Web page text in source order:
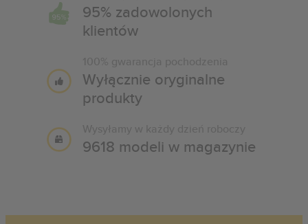
95% zadowolonych
klientów
Wyłącznie oryginalne
produkty
9618 modeli w magazynie